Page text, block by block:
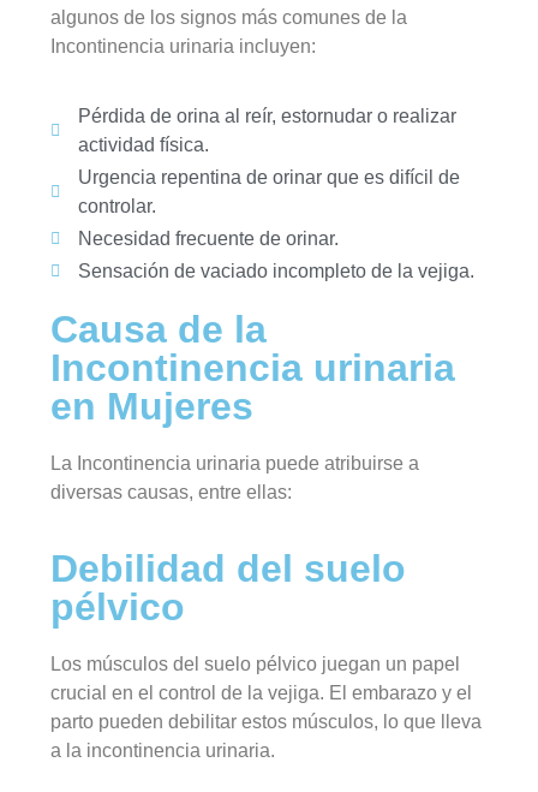
algunos de los signos más comunes de la
Incontinencia urinaria incluyen:
Pérdida de orina al reír, estornudar o realizar
actividad física.
Urgencia repentina de orinar que es difícil de
controlar.
Necesidad frecuente de orinar.
Sensación de vaciado incompleto de la vejiga.
Causa de la
Incontinencia urinaria
en Mujeres
La Incontinencia urinaria puede atribuirse a
diversas causas, entre ellas:
Debilidad del suelo
pélvico
Los músculos del suelo pélvico juegan un papel
crucial en el control de la vejiga. El embarazo y el
parto pueden debilitar estos músculos, lo que lleva
a la incontinencia urinaria.